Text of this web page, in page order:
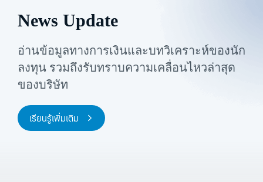
News Update
อ่านข้อมูลทางการเงินและบทวิเคราะห์ของนัก
ลงทุน รวมถึงรับทราบความเคลื่อนไหวล่าสุด
ของบริษัท
เรียนรู้เพิ่มเติม